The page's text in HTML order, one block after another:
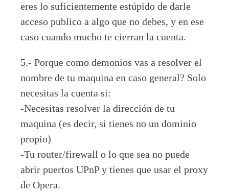
eres lo suficientemente estúpido de darle
acceso publico a algo que no debes, y en ese
caso cuando mucho te cierran la cuenta.
5.- Porque como demonios vas a resolver el
nombre de tu maquina en caso general? Solo
necesitas la cuenta si:
-Necesitas resolver la dirección de tu
maquina (es decir, si tienes no un dominio
propio)
-Tu router/firewall o lo que sea no puede
abrir puertos UPnP y tienes que usar el proxy
de Opera.